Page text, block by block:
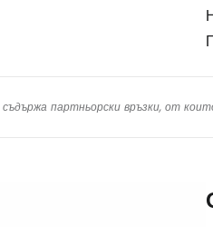
партньорски връзки, от